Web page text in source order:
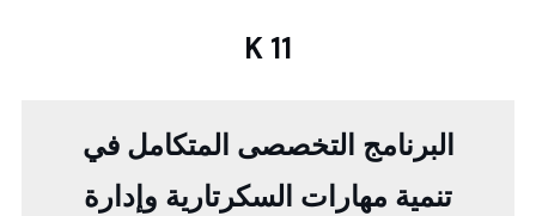
K 11
البرنامج التخصصى المتكامل في
تنمية مهارات السكرتارية وإدارة